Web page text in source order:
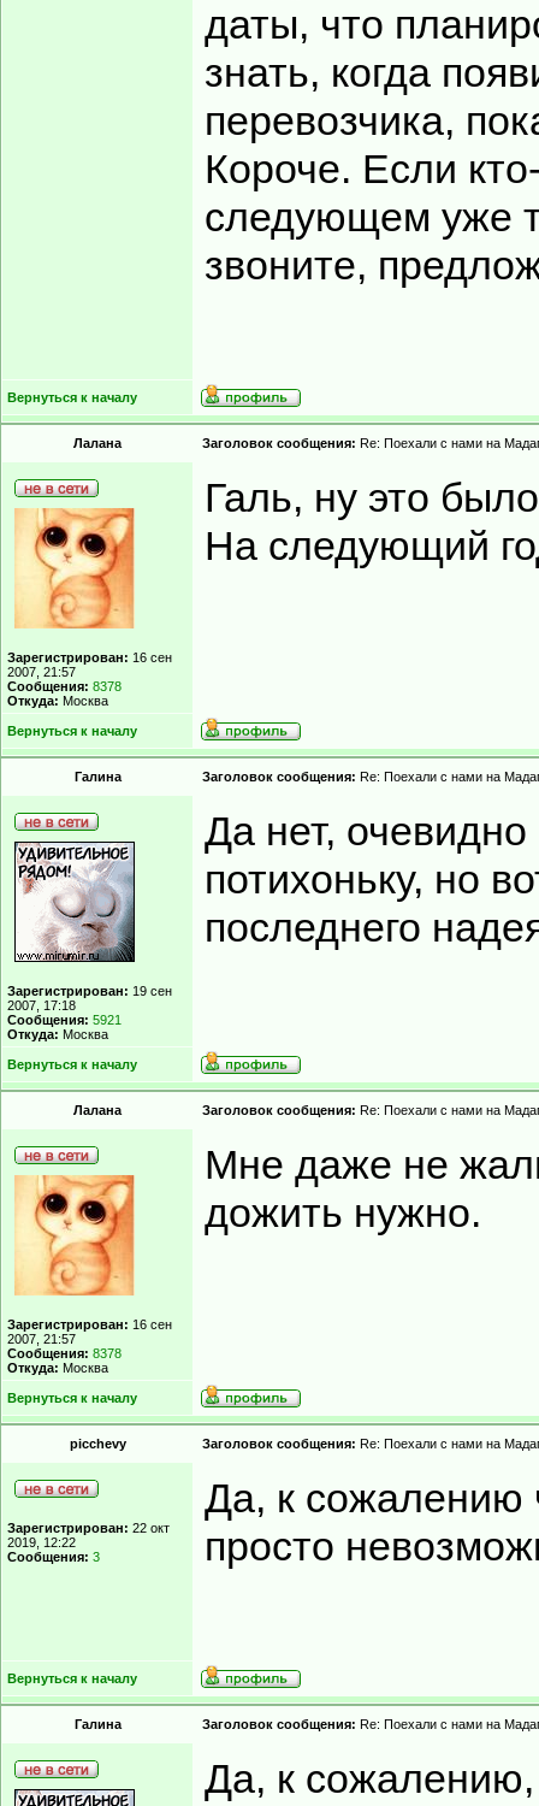
даты, что
знать, когда
перевозчика,
Короче. Если
следующем уже
звоните,
Вернуться к началу
Лалана Заголовок сообщения: Re: Поехали с нами на
Зарегистрирован: 16 сен
2007, 21:57
Сообщения: 8378
Откуда: Москва
Галь, ну это
На следующий
Вернуться к началу
Гaлинa Заголовок сообщения: Re: Поехали с нами на
Зарегистрирован: 19 сен
2007, 17:18
Сообщения: 5921
Откуда: Москва
Да нет,
потихоньку, но
последнего
Вернуться к началу
Лалана Заголовок сообщения: Re: Поехали с нами на
Зарегистрирован: 16 сен
2007, 21:57
Сообщения: 8378
Откуда: Москва
Мне даже не
дожить нужно.
Вернуться к началу
picchevy Заголовок сообщения: Re: Поехали с нами на
Зарегистрирован: 22 окт
2019, 12:22
Сообщения: 3
Да, к сожалению
просто
Вернуться к началу
Гaлинa Заголовок сообщения: Re: Поехали с нами на
Да, к